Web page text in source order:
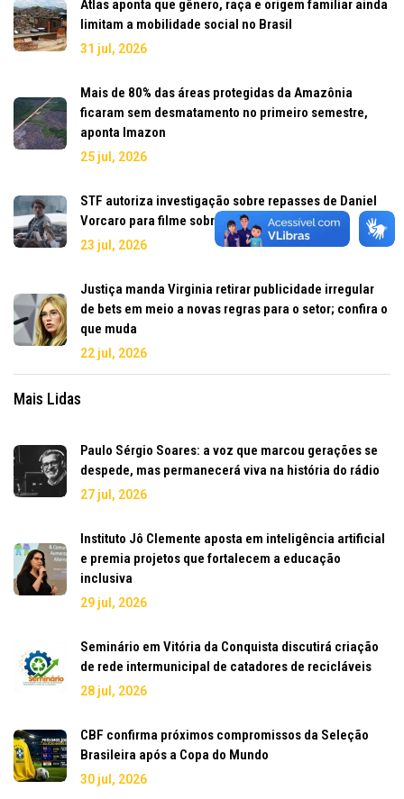
Atlas aponta que gênero, raça e origem familiar ainda
limitam a mobilidade social no Brasil
31 jul, 2026
Mais de 80% das áreas protegidas da Amazônia
ficaram sem desmatamento no primeiro semestre,
aponta Imazon
25 jul, 2026
STF autoriza investigação sobre repasses de Daniel
Vorcaro para filme sobre Jair Bolsonaro
23 jul, 2026
Justiça manda Virginia retirar publicidade irregular
de bets em meio a novas regras para o setor; confira o
que muda
22 jul, 2026
Mais Lidas
Paulo Sérgio Soares: a voz que marcou gerações se
despede, mas permanecerá viva na história do rádio
27 jul, 2026
Instituto Jô Clemente aposta em inteligência artificial
e premia projetos que fortalecem a educação
inclusiva
29 jul, 2026
Seminário em Vitória da Conquista discutirá criação
de rede intermunicipal de catadores de recicláveis
28 jul, 2026
CBF confirma próximos compromissos da Seleção
Brasileira após a Copa do Mundo
30 jul, 2026